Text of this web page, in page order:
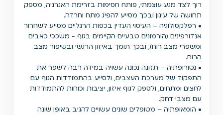
רוך לצד מגע עוצמתי, פותח חסימות בזרימת האנרגיה, מספק
תחושה של עיגון ובכך מסייע להפיג מתח וחרדה.
• רפלקסולוגיה – העיסוי העדין בכפות הרגליים מסייע לשחרור
אנדורפינים (הורמונים טבעיים הקיימים בגוף - משככי כאבים
ומשפרי מצב רוח), ובכך תומך באיזון הרגשי ובשיפור מצב
הרוח.
• נטורופתיה – תזונה נכונה עשויה במידה רבה לשפר את
התפקוד של מערכת העצבים, ולסייע בהתמודדות הגוף עם
לחצים ומתחים, ולספק לגוף איזון, יציבות וכוחות להתמודדות
עם מצבי דחק.
• הומאופתיה – מטופלים שונים עשויים להגיב באופן שונה